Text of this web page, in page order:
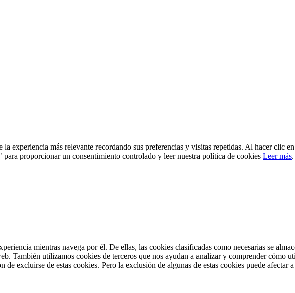
experiencia más relevante recordando sus preferencias y visitas repetidas. Al hacer clic
proporcionar un consentimiento controlado y leer nuestra política de cookies Leer más.
mientras navega por él. De ellas, las cookies clasificadas como necesarias se
También utilizamos cookies de terceros que nos ayudan a analizar y comprender cómo
excluirse de estas cookies. Pero la exclusión de algunas de estas cookies puede afectar